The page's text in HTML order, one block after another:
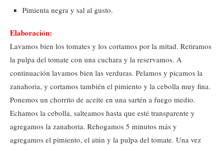
Pimienta negra y sal al gusto.
Elaboración:
Lavamos bien los tomates y los cortamos por la mitad. Retiramos
la pulpa del tomate con una cuchara y la reservamos. A
continuación lavamos bien las verduras. Pelamos y picamos la
zanahoria, y cortamos también el pimiento y la cebolla muy fina.
Ponemos un chorrito de aceite en una sartén a fuego medio.
Echamos la cebolla, salteamos hasta que esté transparente y
agregamos la zanahoria. Rehogamos 5 minutos más y
agregamos el pimiento, el atún y la pulpa del tomate. Una vez